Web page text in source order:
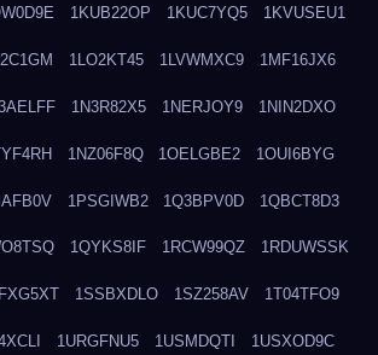
1KUB22OP 1KUC7YQ5 1KVUSEU1
1LO2KT45 1LVWMXC9 1MF16JX6
1N3R82X5 1NERJOY9 1NIN2DXO
1NZ06F8Q 1OELGBE2 1OUI6BYG
1PSGIWB2 1Q3BPV0D 1QBCT8D3
1QYKS8IF 1RCW99QZ 1RDUWSSK
1SSBXDLO 1SZ258AV 1T04TFO9
1URGFNU5 1USMDQTI 1USXOD9C